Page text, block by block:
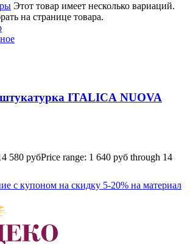
Этот товар имеет несколько вариаций.
на странице товара.
ITALICA NUOVA
580 рубPrice range: 1 640 руб through 14
с купоном на скидку 5-20% на материал